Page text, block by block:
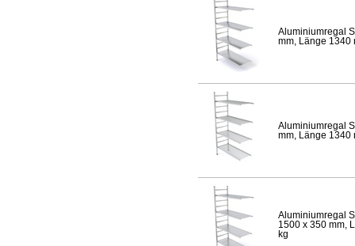
Aluminiumregal
mm, Länge 1340
Aluminiumregal
mm, Länge 1340
Aluminiumregal
1500 x 350 mm,
kg